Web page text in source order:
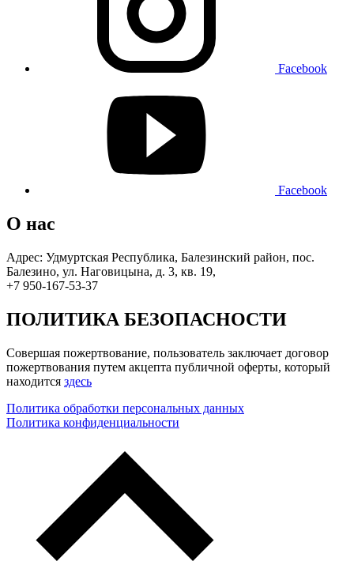
Facebook
Facebook
О нас
Адрес: Удмуртская Республика, Балезинский район, пос.
Балезино, ул. Наговицына, д. 3, кв. 19,
+7 950-167-53-37
ПОЛИТИКА БЕЗОПАСНОСТИ
Совершая пожертвование, пользователь заключает договор
пожертвования путем акцепта публичной оферты, который
находится здесь
Политика обработки персональных данных
Политика конфиденциальности